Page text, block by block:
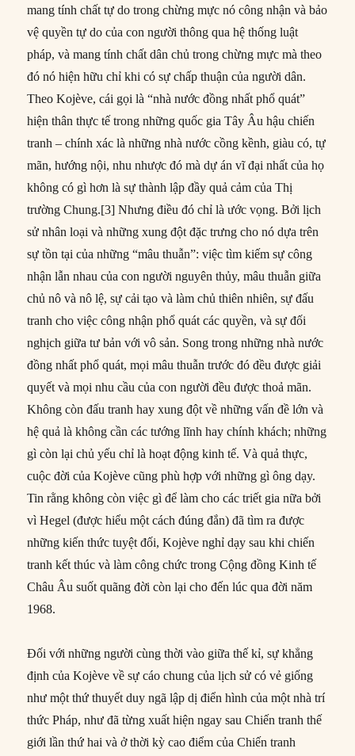
mang tính chất tự do trong chừng mực nó công nhận và bảo
vệ quyền tự do của con người thông qua hệ thống luật
pháp, và mang tính chất dân chủ trong chừng mực mà theo
đó nó hiện hữu chỉ khi có sự chấp thuận của người dân.
Theo Kojève, cái gọi là “nhà nước đồng nhất phổ quát”
hiện thân thực tế trong những quốc gia Tây Âu hậu chiến
tranh – chính xác là những nhà nước cồng kềnh, giàu có, tự
mãn, hướng nội, nhu nhược đó mà dự án vĩ đại nhất của họ
không có gì hơn là sự thành lập đầy quả cảm của Thị
trường Chung.[3] Nhưng điều đó chỉ là ước vọng. Bởi lịch
sử nhân loại và những xung đột đặc trưng cho nó dựa trên
sự tồn tại của những “mâu thuẫn”: việc tìm kiếm sự công
nhận lẫn nhau của con người nguyên thủy, mâu thuẫn giữa
chủ nô và nô lệ, sự cải tạo và làm chủ thiên nhiên, sự đấu
tranh cho việc công nhận phổ quát các quyền, và sự đối
nghịch giữa tư bản với vô sản. Song trong những nhà nước
đồng nhất phổ quát, mọi mâu thuẫn trước đó đều được giải
quyết và mọi nhu cầu của con người đều được thoả mãn.
Không còn đấu tranh hay xung đột về những vấn đề lớn và
hệ quả là không cần các tướng lĩnh hay chính khách; những
gì còn lại chủ yếu chỉ là hoạt động kinh tế. Và quả thực,
cuộc đời của Kojève cũng phù hợp với những gì ông dạy.
Tin rằng không còn việc gì để làm cho các triết gia nữa bởi
vì Hegel (được hiểu một cách đúng đắn) đã tìm ra được
những kiến thức tuyệt đối, Kojève nghỉ dạy sau khi chiến
tranh kết thúc và làm công chức trong Cộng đồng Kinh tế
Châu Âu suốt quãng đời còn lại cho đến lúc qua đời năm
1968.
Đối với những người cùng thời vào giữa thế kỉ, sự khẳng
định của Kojève về sự cáo chung của lịch sử có vẻ giống
như một thứ thuyết duy ngã lập dị điển hình của một nhà trí
thức Pháp, như đã từng xuất hiện ngay sau Chiến tranh thế
giới lần thứ hai và ở thời kỳ cao điểm của Chiến tranh